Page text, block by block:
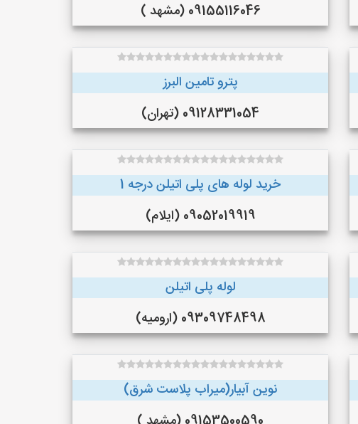
09155116046 (مشهد )
پترو تامین البرز
09128331054 (تهران)
خرید لوله های پلی اتیلن درجه 1
09052019919 (ایلام)
لوله پلی اتیلن
09309748498 (ارومیه)
نوین آبیار(میراب پلاست شرق)